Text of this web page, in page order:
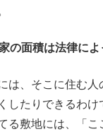
面積は法律によ
は、そこに住む
したりできるわけ
る敷地には、「